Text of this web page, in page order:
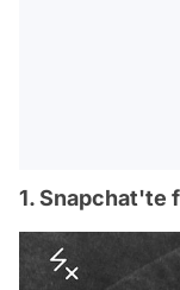
1. Snapchat'te